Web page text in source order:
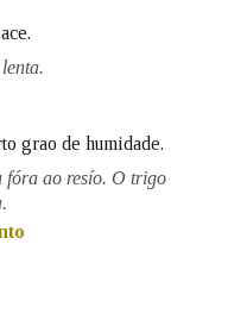
grao de humidade.
fóra ao resío. O trigo